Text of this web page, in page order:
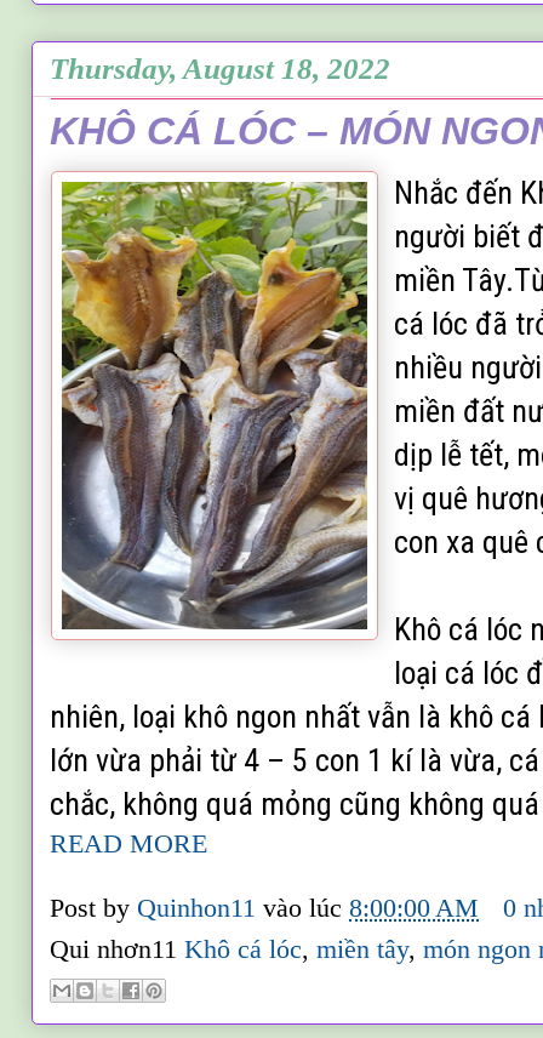
Thursday, August 18, 2022
KHÔ CÁ LÓC – MÓN
Nhắc đến
người biết
miền
cá lóc đã
nhiều
miền đất
dịp lễ tết,
vị quê
con xa quê
Khô cá lóc
loại cá lóc
nhiên, loại khô ngon nhất vẫn là khô
lớn vừa phải từ 4 – 5 con 1 kí là vừa,
chắc, không quá mỏng cũng không
READ MORE
Post by Quinhon11vào lúc8:00:00 AM
0
Qui nhơn11Khô cá lóc,miền tây,món ngon